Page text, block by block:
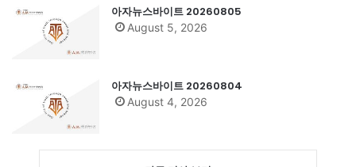
아자뉴스바이트 20260805
August 5, 2026
아자뉴스바이트 20260804
August 4, 2026